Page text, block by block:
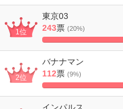
1位
東京03
243票 (20%)
2位
バナナマン
112票 (9%)